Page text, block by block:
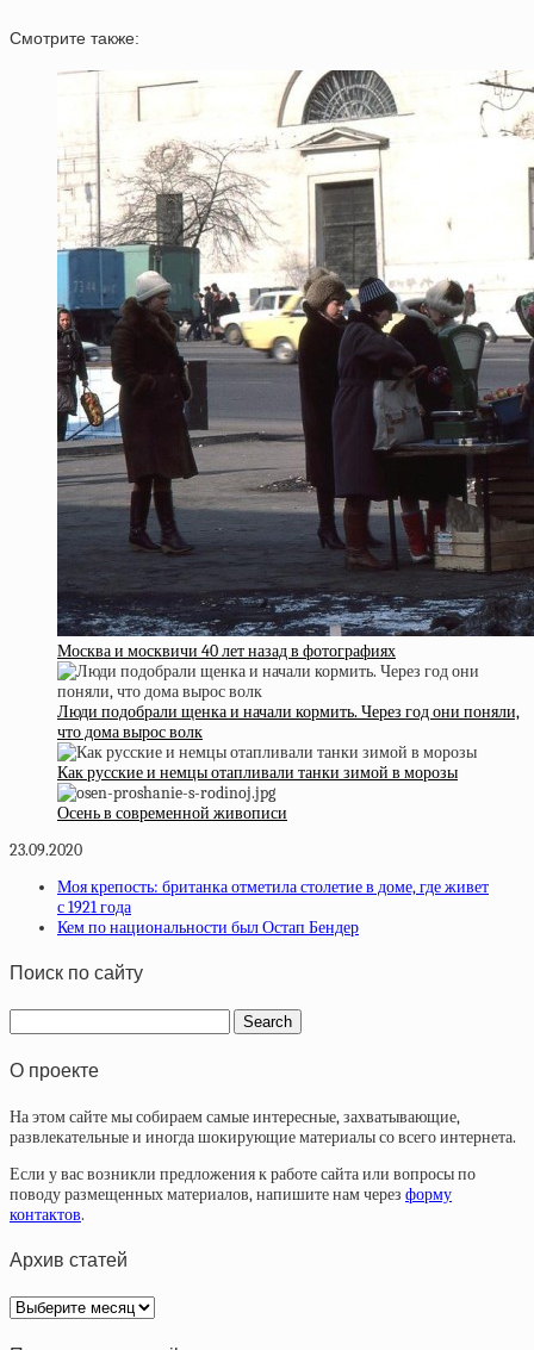
Смотрите также:
Москва и москвичи 40 лет назад в фотографиях
Люди подобрали щенка и начали кормить. Через год они поняли,
что дома вырос волк
Как русские и немцы отапливали танки зимой в морозы
Осень в современной живописи
23.09.2020
Моя крепость: британка отметила столетие в доме, где живет
с 1921 года
Кем по национальности был Остап Бендер
Поиск по сайту
О проекте
На этом сайте мы собираем самые интересные, захватывающие,
развлекательные и иногда шокирующие материалы со всего интернета.
Если у вас возникли предложения к работе сайта или вопросы по
поводу размещенных материалов, напишите нам через форму
контактов.
Архив статей
Архив
статей